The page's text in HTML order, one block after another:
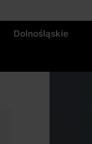
Dolnośląskie